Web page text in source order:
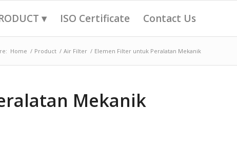
▾ ISO Certificate Contact Us
Home / Product / Air Filter / Elemen Filter untuk Peralatan Mekanik
Mekanik